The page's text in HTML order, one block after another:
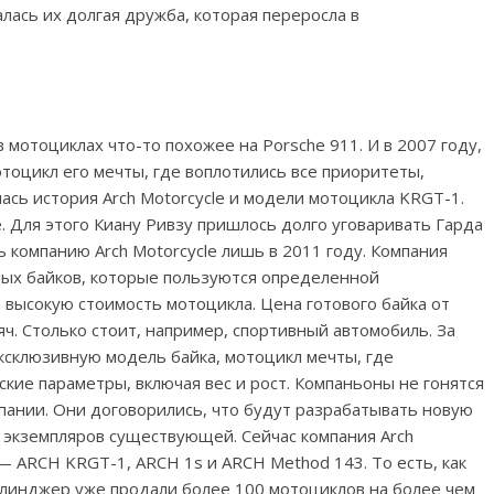
их долгая дружба, которая переросла в
что-то похожее на Porsche 911. И в 2007 году,
его мечты, где воплотились все приоритеты,
история Arch Motorcycle и модели мотоцикла KRGT-1.
этого Киану Ривзу пришлось долго уговаривать Гарда
компанию Arch Motorcycle лишь в 2011 году. Компания
байков, которые пользуются определенной
стоимость мотоцикла. Цена готового байка от
Столько стоит, например, спортивный автомобиль. За
модель байка, мотоцикл мечты, где
параметры, включая вес и рост. Компаньоны не гонятся
Они договорились, что будут разрабатывать новую
существующей. Сейчас компания Arch
KRGT-1, ARCH 1s и ARCH Method 143. То есть, как
уже продали более 100 мотоциклов на более чем